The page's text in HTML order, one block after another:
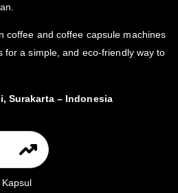
coffee and coffee capsule machines
for a simple, and eco-friendly way to
Surakarta – Indonesia